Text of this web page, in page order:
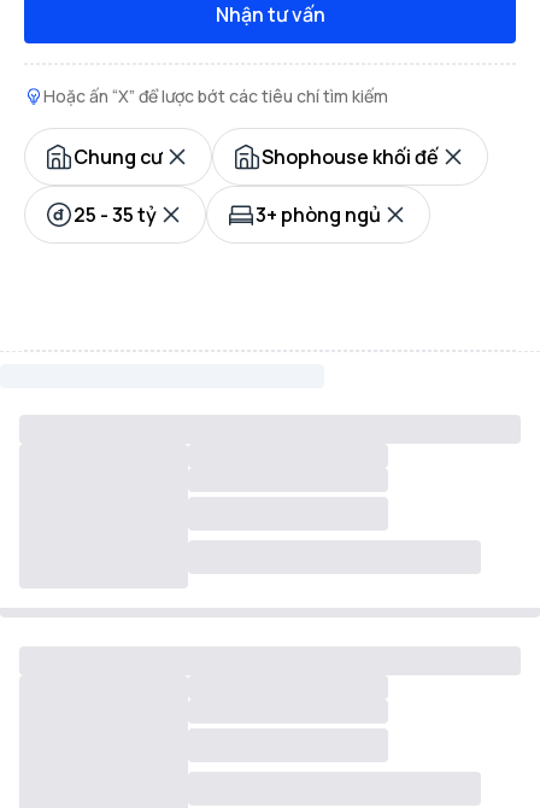
Nhận tư vấn
Hoặc ấn “X” để lược bớt các tiêu chí tìm kiếm
Chung cư Shophouse khối đế
25 - 35 tỷ 3+ phòng ngủ